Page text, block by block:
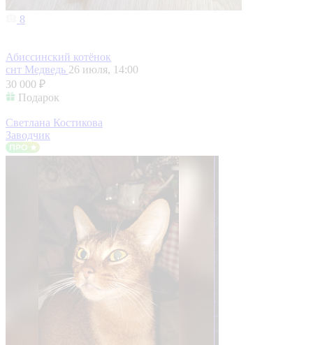
8
Абиссинcкий котёнок
снт Медведь 26 июля, 14:00
30 000 ₽
Подарок
Светлана Костикова
Заводчик